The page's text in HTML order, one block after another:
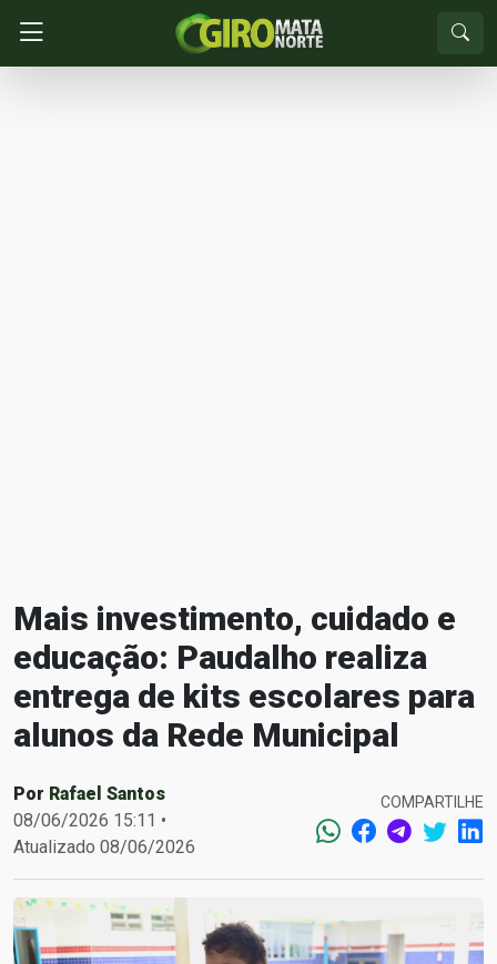
Mais investimento, cuidado e
educação: Paudalho realiza
entrega de kits escolares para
alunos da Rede Municipal
Por Rafael Santos
08/06/2026 15:11 •
Atualizado 08/06/2026
COMPARTILHE